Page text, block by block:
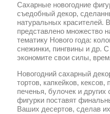
Сахарные новогодние
съедобный декор,
натуральных красителей.
представлено множество
тематику Нового года:
снежинки, пингвины и др.
экономите свои силы,
Новогодний сахарный
тортов, капкейков,
печенья, булочек и
фигурки поставят
Ваших десертов, сделав